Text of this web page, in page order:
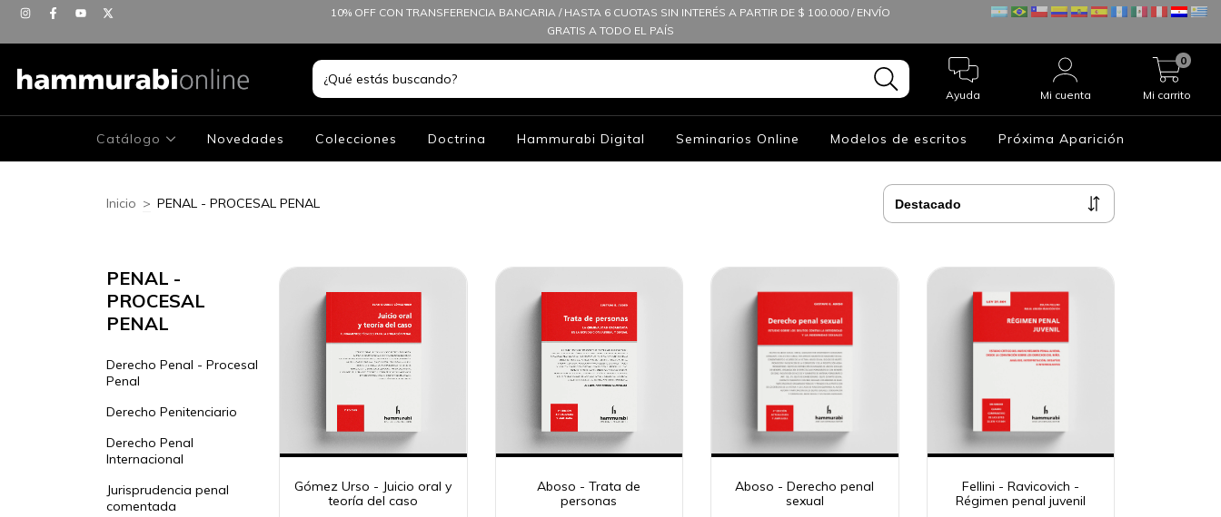
10% OFF CON TRANSFERENCIA BANCARIA / HASTA 6 CUOTAS SIN INTERÉS A PARTIR DE $ 100.000 / ENVÍO
GRATIS A TODO EL PAÍS
Ayuda Mi cuenta Mi carrito
0
Catálogo Novedades Colecciones Doctrina Hammurabi Digital Seminarios Online Modelos de escritos Próxima Aparición
Inicio > PENAL - PROCESAL PENAL
PENAL -
PROCESAL
PENAL
Derecho Penal - Procesal
Penal
Derecho Penitenciario
Derecho Penal
Internacional
Jurisprudencia penal
comentada
Gómez Urso - Juicio oral y
teoría del caso
Aboso - Trata de
personas
Aboso - Derecho penal
sexual
Fellini - Ravicovich -
Régimen penal juvenil